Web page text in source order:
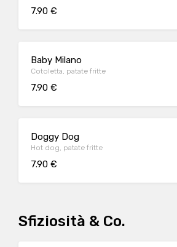
7.90 €
Baby Milano
Cotoletta, patate fritte
7.90 €
Doggy Dog
Hot dog, patate fritte
7.90 €
Sfiziosità & Co.